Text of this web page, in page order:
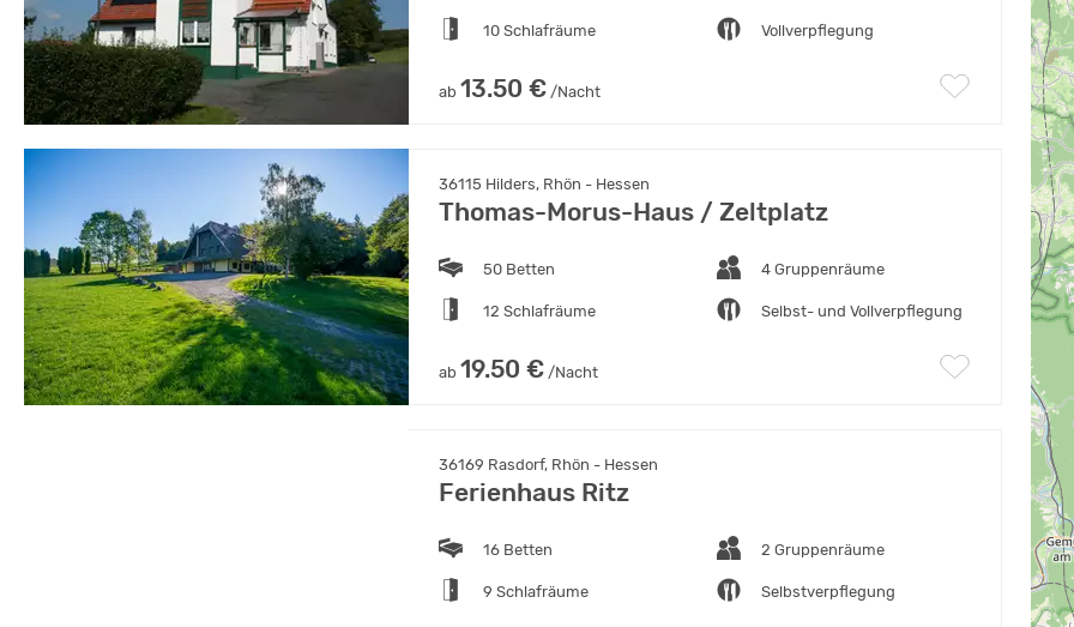
10 Schlafräume Vollverpflegung
ab 13.50 € /Nacht
36115 Hilders, Rhön - Hessen
Thomas-Morus-Haus / Zeltplatz
50 Betten 4 Gruppenräume
12 Schlafräume Selbst- und Vollverpflegung
ab 19.50 € /Nacht
36169 Rasdorf, Rhön - Hessen
Ferienhaus Ritz
16 Betten 2 Gruppenräume
9 Schlafräume Selbstverpflegung